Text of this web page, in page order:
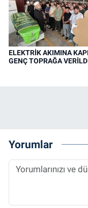
ELEKTRİK AKIMINA
GENÇ TOPRAĞA
Yorumlar